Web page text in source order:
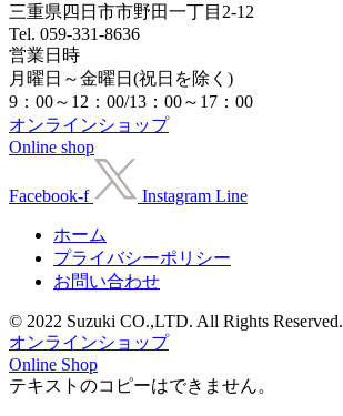
三重県四日市市野田一丁目2-12
Tel. 059-331-8636
営業日時
月曜日～金曜日(祝日を除く)
9：00～12：00/13：00～17：00
オンラインショップ
Online shop
Facebook-f Instagram Line
ホーム
プライバシーポリシー
お問い合わせ
© 2022 Suzuki CO.,LTD. All Rights Reserved.
オンラインショップ
Online Shop
テキストのコピーはできません。